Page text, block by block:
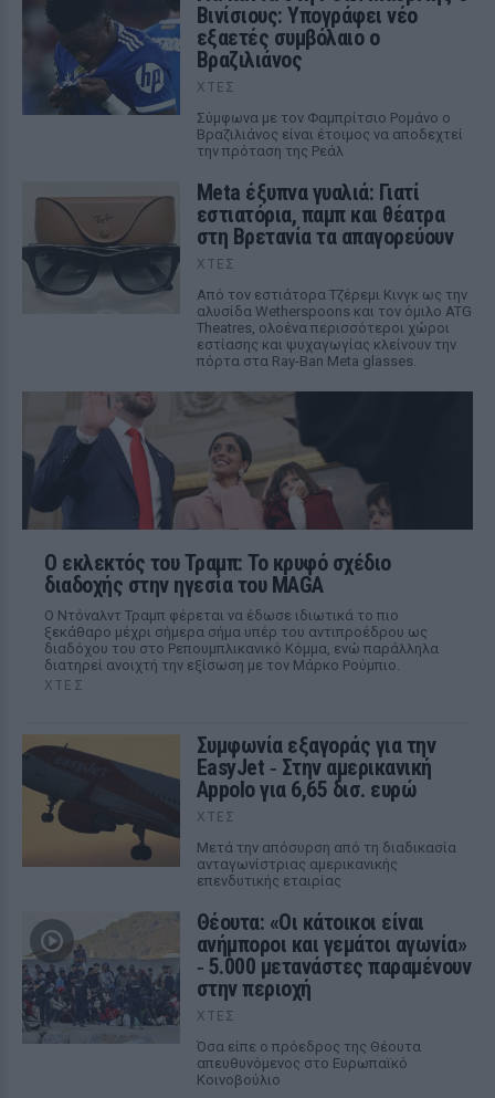
Βινίσιους: Υπογράφει νέο
εξαετές συμβόλαιο ο
Βραζιλιάνος
ΧΤΕΣ
Σύμφωνα με τον Φαμπρίτσιο Ρομάνο ο
Βραζιλιάνος είναι έτοιμος να αποδεχτεί
την πρόταση της Ρεάλ
Meta έξυπνα γυαλιά: Γιατί
εστιατόρια, παμπ και θέατρα
στη Βρετανία τα απαγορεύουν
ΧΤΕΣ
Από τον εστιάτορα Τζέρεμι Κινγκ ως την
αλυσίδα Wetherspoons και τον όμιλο ATG
Theatres, ολοένα περισσότεροι χώροι
εστίασης και ψυχαγωγίας κλείνουν την
πόρτα στα Ray-Ban Meta glasses.
Ο εκλεκτός του Τραμπ: Το κρυφό σχέδιο
διαδοχής στην ηγεσία του MAGA
Ο Ντόναλντ Τραμπ φέρεται να έδωσε ιδιωτικά το πιο
ξεκάθαρο μέχρι σήμερα σήμα υπέρ του αντιπροέδρου ως
διαδόχου του στο Ρεπουμπλικανικό Κόμμα, ενώ παράλληλα
διατηρεί ανοιχτή την εξίσωση με τον Μάρκο Ρούμπιο.
ΧΤΕΣ
Συμφωνία εξαγοράς για την
EasyJet ‑ Στην αμερικανική
Appolo για 6,65 δισ. ευρώ
ΧΤΕΣ
Μετά την απόσυρση από τη διαδικασία
ανταγωνίστριας αμερικανικής
επενδυτικής εταιρίας
Θέουτα: «Οι κάτοικοι είναι
ανήμποροι και γεμάτοι αγωνία»
‑ 5.000 μετανάστες παραμένουν
στην περιοχή
ΧΤΕΣ
Όσα είπε ο πρόεδρος της Θέουτα
απευθυνόμενος στο Ευρωπαϊκό
Κοινοβούλιο